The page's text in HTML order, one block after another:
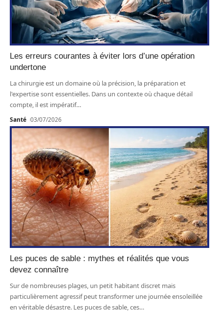
Les erreurs courantes à éviter lors d’une opération
undertone
La chirurgie est un domaine où la précision, la préparation et
l'expertise sont essentielles. Dans un contexte où chaque détail
compte, il est impératif…
Santé 03/07/2026
Les puces de sable : mythes et réalités que vous
devez connaître
Sur de nombreuses plages, un petit habitant discret mais
particulièrement agressif peut transformer une journée ensoleillée
en véritable désastre. Les puces de sable, ces…